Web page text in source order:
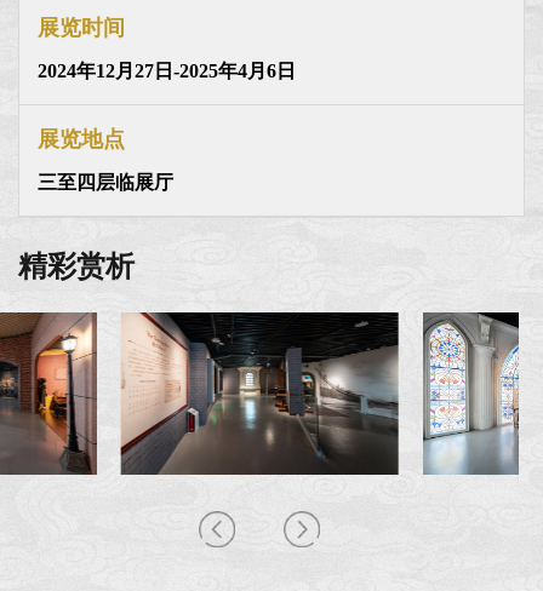
展览时间
2024年12月27日-2025年4月6日
展览地点
三至四层临展厅
精彩赏析